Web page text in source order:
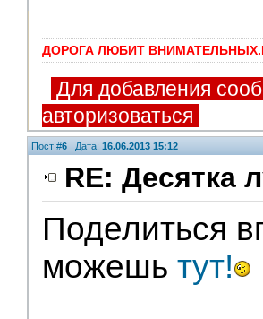
ДОРОГА ЛЮБИТ
Для добавления
авторизоваться
Пост #6 Дата: 16.06.2013 15:12
RE: Десятка
Поделиться
можешь тут!